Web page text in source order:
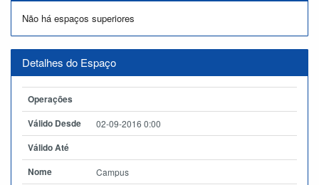
Não há espaços superiores
Detalhes do Espaço
Operações
Válido Desde
02-09-2016 0:00
Válido Até
Nome
Campus